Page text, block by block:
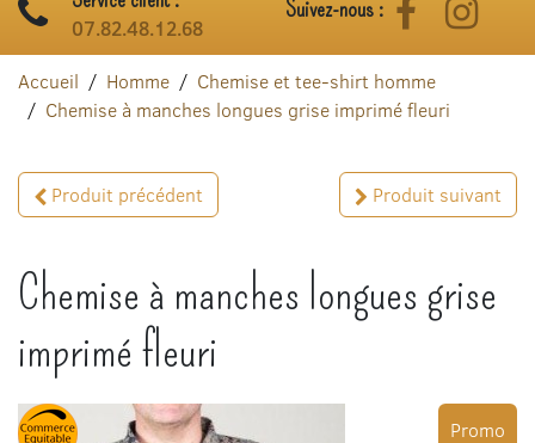
07.82.48.12.68
Suivez-nous : Facebook
Accueil Homme
Chemise et tee-shirt homme
Chemise à manches longues grise imprimé fleuri
Produit précédent Produit suivant
Chemise à manches longues grise
imprimé fleuri
Promo